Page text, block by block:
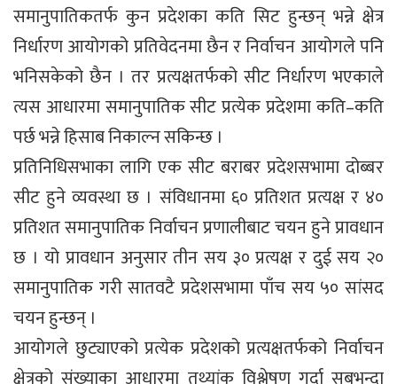
समानुपातिकतर्फ कुन प्रदेशका कति सिट हुन्छन् भन्ने क्षेत्र
निर्धारण आयोगको प्रतिवेदनमा छैन र निर्वाचन आयोगले पनि
भनिसकेको छैन । तर प्रत्यक्षतर्फको सीट निर्धारण भएकाले
त्यस आधारमा समानुपातिक सीट प्रत्येक प्रदेशमा कति–कति
पर्छ भन्ने हिसाब निकाल्न सकिन्छ ।
प्रतिनिधिसभाका लागि एक सीट बराबर प्रदेशसभामा दोब्बर
सीट हुने व्यवस्था छ । संविधानमा ६० प्रतिशत प्रत्यक्ष र ४०
प्रतिशत समानुपातिक निर्वाचन प्रणालीबाट चयन हुने प्रावधान
छ । यो प्रावधान अनुसार तीन सय ३० प्रत्यक्ष र दुई सय २०
समानुपातिक गरी सातवटै प्रदेशसभामा पाँच सय ५० सांसद
चयन हुन्छन् ।
आयोगले छुट्याएको प्रत्येक प्रदेशको प्रत्यक्षतर्फको निर्वाचन